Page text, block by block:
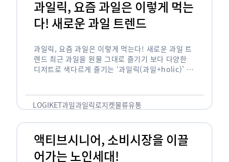
과일릭, 요즘 과일은 이렇게 먹는
다! 새로운 과일 트렌드
과일릭, 요즘 과일은 이렇게 먹는다! 새로운 과일 트
렌드 최근 과일을 원물 그대로 즐기기 보다 다양한
디저트로 색다르게 즐기는 ‘과일릭(과일+holic)’ 트
…
LOGIKET과일과일릭로지켓물류유통
액티브시니어, 소비시장을 이끌
어가는 노인세대!